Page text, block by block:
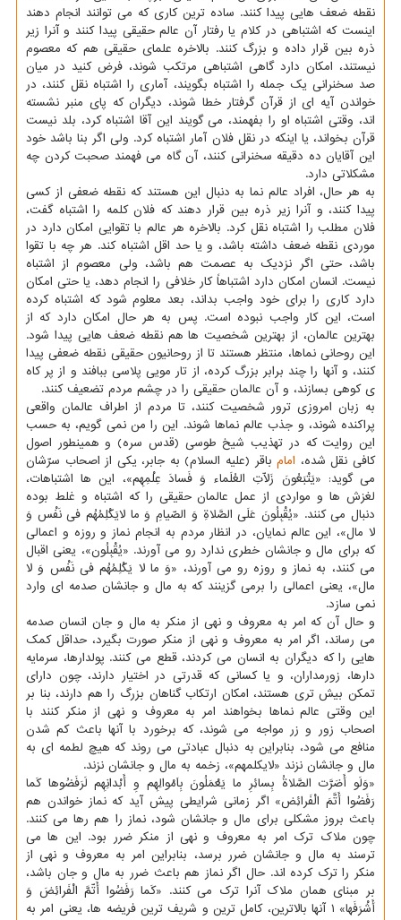
نقطه ضعف هایی پیدا کنند. ساده ترین کاری که می توانند انجام دهند
اینست که اشتباهی در کلام یا رفتار آن عالم حقیقی پیدا کنند و آنرا زیر
ذره بین قرار داده و بزرگ کنند. بالاخره علمای حقیقی هم که معصوم
نیستند، امکان دارد گاهی اشتباهی مرتکب شوند، فرض کنید در میان
صد سخنرانی یک جمله را اشتباه بگویند، آماری را اشتباه نقل کنند، در
خواندن آیه ای از قرآن گرفتار خطا شوند، دیگران که پای منبر نشسته
اند، وقتی اشتباه او را بفهمند، می گویند این آقا اشتباه کرد، بلد نیست
قرآن بخواند، یا اینکه در نقل فلان آمار اشتباه کرد. ولی اگر بنا باشد خود
این آقایان ده دقیقه سخنرانی کنند، آن گاه می فهمند صحبت کردن چه
مشکلاتی دارد.
به هر حال، افراد عالم نما به دنبال این هستند که نقطه ضعفی از کسی
پیدا کنند، و آنرا زیر ذره بین قرار دهند که فلان کلمه را اشتباه گفت،
فلان مطلب را اشتباه نقل کرد. بالاخره هر عالم با تقوایی امکان دارد در
موردی نقطه ضعف داشته باشد، و یا حد اقل اشتباه کند. هر چه با تقوا
باشد، حتی اگر نزدیک به عصمت هم باشد، ولی معصوم از اشتباه
نیست. انسان امکان دارد اشتباهاً کار خلافی را انجام دهد، یا حتی امکان
دارد کاری را برای خود واجب بداند، بعد معلوم شود که اشتباه کرده
است، این کار واجب نبوده است. پس به هر حال امکان دارد که از
بهترین عالمان، از بهترین شخصیت ها هم نقطه ضعف هایی پیدا شود.
این روحانی نماها، منتظر هستند تا از روحانیون حقیقی نقطه ضعفی پیدا
کنند، و آنها را چند برابر بزرگ کرده، از تار مویی پلاسی ببافند و از پر کاه
ی کوهی بسازند، و آن عالمان حقیقی را در چشم مردم تضعیف کنند.
به زبان امروزی ترور شخصیت کنند، تا مردم از اطراف عالمان واقعی
پراکنده شوند، و جذب عالم نماها شوند. این را من نمی گویم، به حسب
این روایت که در تهذیب شیخ طوسی (قدس سره) و همینطور اصول
کافی نقل شده، امامباقر (علیه السلام) به جابر، یکی از اصحاب سرّشان
می گوید: «یَتْبَعُونَ زَلاّتِ العُلَماء وَ فَسادَ عِلْمِهِم»، این ها اشتباهات،
لغزش ها و مواردی از عمل عالمان حقیقی را که اشتباه و غلط بوده
دنبال می کنند. «یُقْبِلُونَ عَلَی الصَّلاةِ وَ الصّیامِ وَ ما لایَکْلِمُهُم فی نَفْس وَ
لا مال»، این عالم نمایان، در انظار مردم به انجام نماز و روزه و اعمالی
که برای مال و جانشان خطری ندارد رو می آورند. «یُقْبِلُون»، یعنی اقبال
می کنند، به نماز و روزه رو می آورند، «وَ ما لا یَکْلِمُهُم فی نَفْس وَ لا
مال»، یعنی اعمالی را برمی گزینند که به مال و جانشان صدمه ای وارد
نمی سازد.
و حال آن که امر به معروف و نهی از منکر به مال و جان انسان صدمه
می رساند، اگر امر به معروف و نهی از منکر صورت بگیرد، حداقل کمک
هایی را که دیگران به انسان می کردند، قطع می کنند. پولدارها، سرمایه
دارها، زورمداران، و یا کسانی که قدرتی در اختیار دارند، چون دارای
تمکن بیش تری هستند، امکان ارتکاب گناهان بزرگ را هم دارند، بنا بر
این وقتی عالم نماها بخواهند امر به معروف و نهی از منکر کنند با
اصحاب زور و زر مواجه می شوند، که برخورد با آنها باعث کم شدن
منافع می شود، بنابراین به دنبال عبادتی می روند که هیچ لطمه ای به
مال و جانشان نزند «لایکلمهم»، زخمه به مال و جانشان نزند.
«وَلَو أَضَرَّت الصَّلاةُ بِسائِرِ ما یَعْمَلُونَ بِاَمْوالِهِم وِ أَبْدانِهِم لَرَفَضُوها کَما
رَفَضُوا أَتَّمَ الْفَرائِض» اگر زمانی شرایطی پیش آید که نماز خواندن هم
باعث بروز مشکلی برای مال و جانشان شود، نماز را هم رها می کنند.
چون ملاک ترک امر به معروف و نهی از منکر ضرر بود. این ها می
ترسند به مال و جانشان ضرر برسد، بنابراین امر به معروف و نهی از
منکر را ترک کرده اند. حال اگر نماز هم باعث ضرر به مال و جان باشد،
بر مبنای همان ملاک آنرا ترک می کنند. «کَما رَفَضُوا أَتّمَّ الْفَرائِضَ وَ
أَشْرَفَها» ۱ آنها بالاترین، کامل ترین و شریف ترین فریضه ها، یعنی امر به